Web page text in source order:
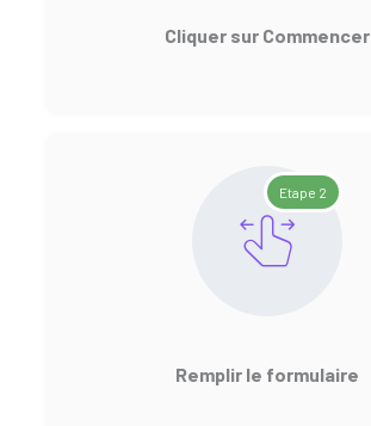
Cliquer sur Commencer
Etape 2
Remplir le formulaire